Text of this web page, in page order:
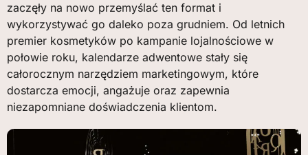
zaczęły na nowo przemyślać ten format i
wykorzystywać go daleko poza grudniem. Od letnich
premier kosmetyków po kampanie lojalnościowe w
połowie roku, kalendarze adwentowe stały się
całorocznym narzędziem marketingowym, które
dostarcza emocji, angażuje oraz zapewnia
niezapomniane doświadczenia klientom.